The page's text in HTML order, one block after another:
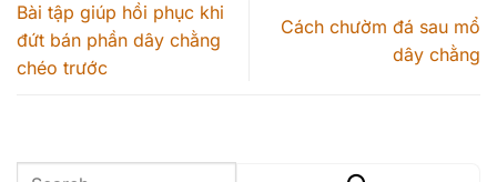
Bài tập giúp hồi phục khi
đứt bán phần dây chằng
chéo trước
Cách chườm đá sau mổ
dây chằng